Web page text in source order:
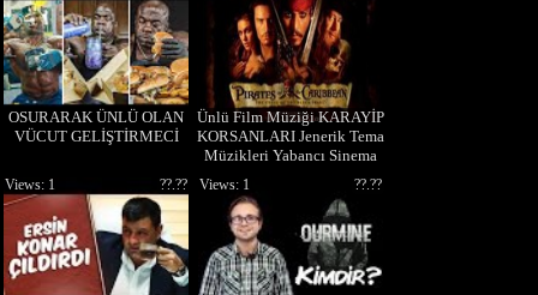
OSURARAK ÜNLÜ OLAN
VÜCUT GELİŞTİRMECİ
Ünlü Film Müziği KARAYİP
KORSANLARI Jenerik Tema
Müzikleri Yabancı Sinema
Enstrümantal Soundtrack Th
??.??
Views: 1 ??.??
Views: 1